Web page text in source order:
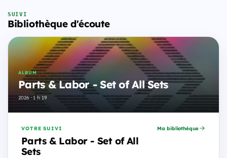
SUIVI
Bibliothèque d'écoute
ALBUM
Parts & Labor - Set of All Sets
2026 · 1 h 19
VOTRE SUIVI
Parts & Labor - Set of All
Sets
Ma bibliothèque